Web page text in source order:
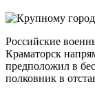
Российские
Краматорск
предположил в
полковник в